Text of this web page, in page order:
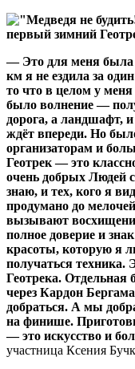
— Это для меня была
км я не ездила за
то что в целом у
было волнение —
дорога, а ландшафт,
ждёт впереди. Но
организаторам и
Геотрек — это
очень добрых Людей
знаю, и тех, кого я
продумано до
вызывают
полное доверие и
красоты, которую я
получаться техника.
Геотрека. Отдельная
через Кардон
добраться. А мы
на финише.
— это искусство и
участница Ксения